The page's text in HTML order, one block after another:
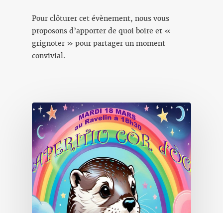
Pour clôturer cet évènement, nous vous
proposons d’apporter de quoi boire et «
grignoter » pour partager un moment
convivial.